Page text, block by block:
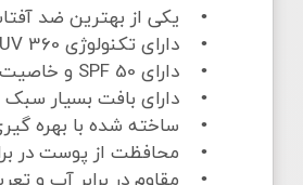
• یکی از بهترین ضد
• دارای تکنولوژی SuperVeil – UV 360 و محافظت پوست در برابر اشعه هایUVA و UVB
• دارای SPF 50 و خاصیت ضد چروک و جوانساز
• دارای بافت بسیار سبک و
• ساخته شده با بهره
• محافظت از پوست در